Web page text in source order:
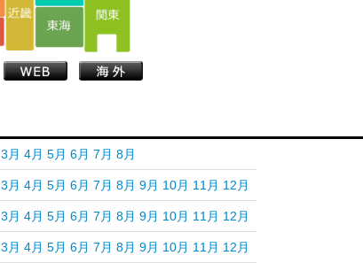
3月 4月 5月 6月 7月 8月
3月 4月 5月 6月 7月 8月 9月 10月 11月 12月
3月 4月 5月 6月 7月 8月 9月 10月 11月 12月
3月 4月 5月 6月 7月 8月 9月 10月 11月 12月